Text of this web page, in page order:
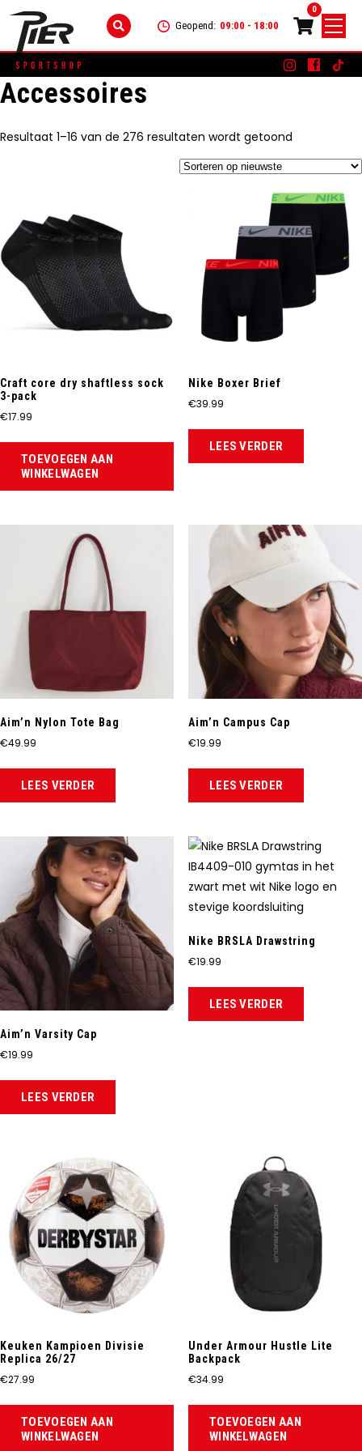
Geopend: 09:00 - 18:00
0
Skip
to
DAMES
KLEDING
HEREN
ACCESSOIRES
SCHOENEN
ACCESSOIRES
+
SALE
CONTACT
Accessoires
Resultaat 1–16 van de 276 resultaten wordt getoond
op
nieuwste
Craft core dry shaftless sock
3-pack
€17.99
TOEVOEGEN AAN
WINKELWAGEN
Nike Boxer Brief
€39.99
LEES VERDER
Aim’n Nylon Tote Bag
€49.99
LEES VERDER
Aim’n Campus Cap
€19.99
LEES VERDER
Aim’n Varsity Cap
€19.99
LEES VERDER
Nike BRSLA Drawstring
€19.99
LEES VERDER
Keuken Kampioen Divisie
Replica 26/27
€27.99
TOEVOEGEN AAN
WINKELWAGEN
Under Armour Hustle Lite
Backpack
€34.99
TOEVOEGEN AAN
WINKELWAGEN